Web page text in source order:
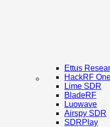
Ettus
HackRF
Lime SDR
BladeRF
Luowave
Airspy SDR
SDRPlay